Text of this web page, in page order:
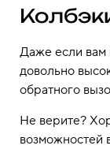
Даже если вам
довольно
обратного
Не верите?
возможностей